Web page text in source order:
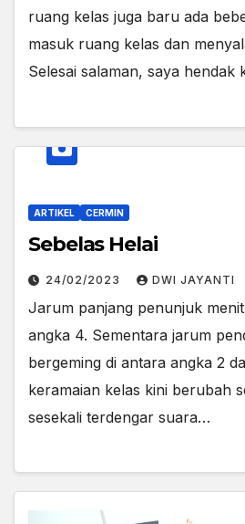
ruang kelas juga baru ada
masuk ruang kelas dan
Selesai salaman, saya hendak
ARTIKEL CERMIN
Sebelas Helai
24/02/2023 DWI JAYANTI
Jarum panjang penunjuk
angka 4. Sementara jarum
bergeming di antara angka 2
keramaian kelas kini berubah
sesekali terdengar suara…